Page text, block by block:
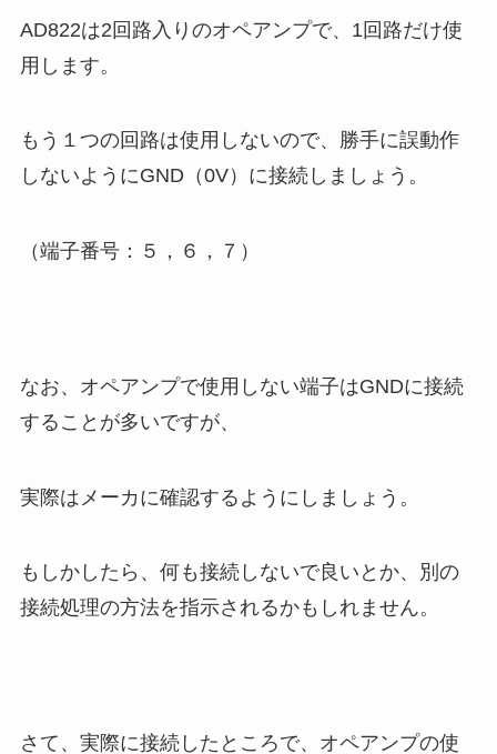
AD822は2回路入りのオペアンプで、1回路だけ使
用します。
もう１つの回路は使用しないので、勝手に誤動作
しないようにGND（0V）に接続しましょう。
（端子番号：５，６，７）
なお、オペアンプで使用しない端子はGNDに接続
することが多いですが、
実際はメーカに確認するようにしましょう。
もしかしたら、何も接続しないで良いとか、別の
接続処理の方法を指示されるかもしれません。
さて、実際に接続したところで、 オペアンプの使